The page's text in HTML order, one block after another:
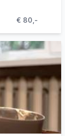
€ 80,-